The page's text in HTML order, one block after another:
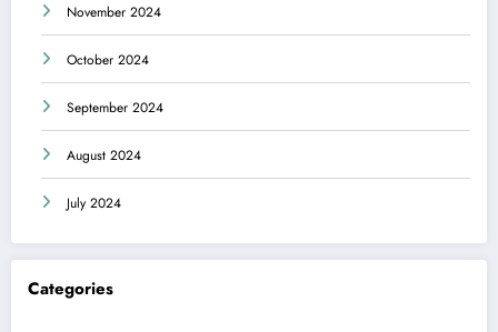
November 2024
October 2024
September 2024
August 2024
July 2024
Categories